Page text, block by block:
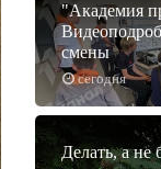
сегодня
"Академия
смены
Делать, а не